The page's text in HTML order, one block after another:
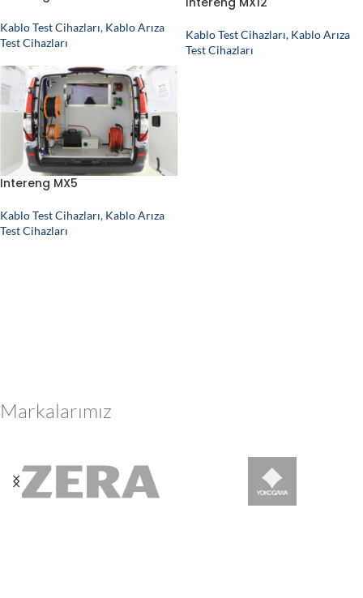
Kablo Test Cihazları, Kablo Arıza
Test Cihazları
Kablo Test Cihazları, Kablo Arıza
Test Cihazları
Intereng MX5
Kablo Test Cihazları, Kablo Arıza
Test Cihazları
Markalarımız